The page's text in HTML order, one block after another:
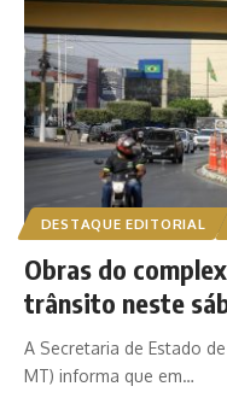
DESTAQUE EDITORIAL
Obras do
trânsito neste
A Secretaria de Estado
MT) informa que em…